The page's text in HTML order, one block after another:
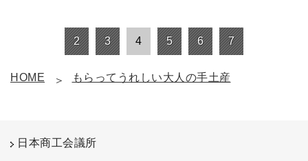
2 3 4 5 6 7
HOME もらってうれしい大人の手土産
日本商工会議所